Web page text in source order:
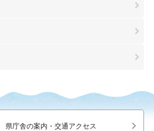
県庁舎の案内・交通アクセス